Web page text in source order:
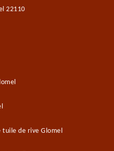
22110
tuile de rive Glomel